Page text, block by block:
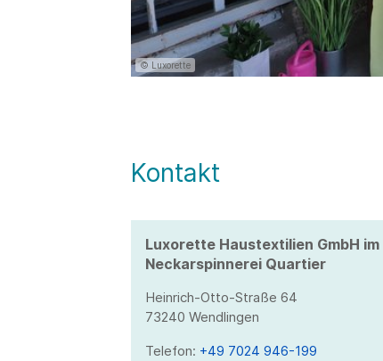
© Luxorette
Kontakt
Luxorette Haustextilien GmbH im
Neckarspinnerei Quartier
Heinrich-Otto-Straße 64
73240 Wendlingen
Telefon: +49 7024 946-199